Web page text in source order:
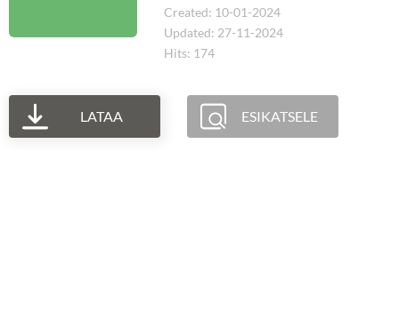
Created: 10-01-2024
Updated: 27-11-2024
Hits: 174
LATAA ESIKATSELE